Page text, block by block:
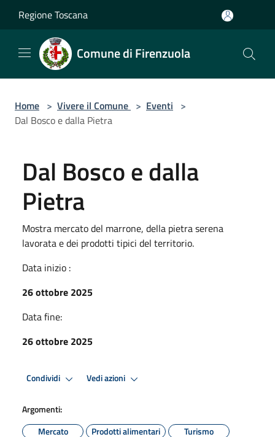
Regione Toscana
Comune di Firenzuola
Home > Vivere il Comune > Eventi >
Dal Bosco e dalla Pietra
Dal Bosco e dalla
Pietra
Mostra mercato del marrone, della pietra serena
lavorata e dei prodotti tipici del territorio.
Data inizio :
26 ottobre 2025
Data fine:
26 ottobre 2025
Condividi Vedi azioni
Argomenti:
Mercato
Prodotti alimentari Turismo